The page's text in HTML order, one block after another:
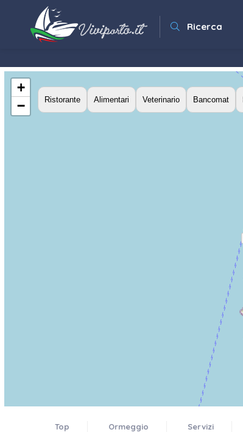
Ricerca
Ristorante Alimentari Veterinario Bancomat
+
−
Top Ormeggio Servizi